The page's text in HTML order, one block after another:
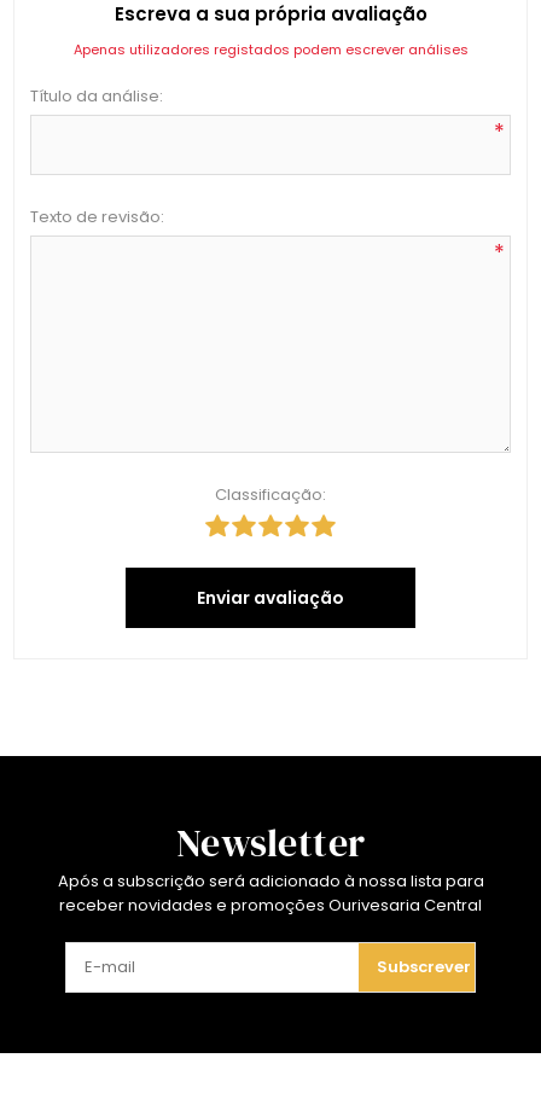
Escreva a sua própria avaliação
Apenas utilizadores registados podem escrever análises
Título da análise:
*
Texto de revisão:
*
Classificação:
Enviar avaliação
Newsletter
Após a subscrição será adicionado à nossa lista para
receber novidades e promoções Ourivesaria Central
Subscrever